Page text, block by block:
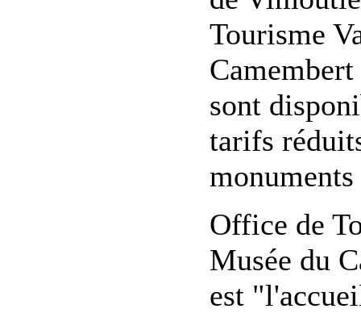
Tourisme
sont
tarifs
Office de
Musée du
est